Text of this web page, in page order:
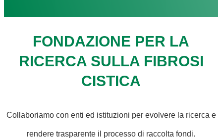
FONDAZIONE PER LA
RICERCA SULLA FIBROSI
CISTICA
Collaboriamo con enti ed istituzioni per evolvere la ricerca e
rendere trasparente il processo di raccolta fondi.